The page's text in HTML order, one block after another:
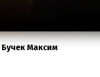
Бучек Максим